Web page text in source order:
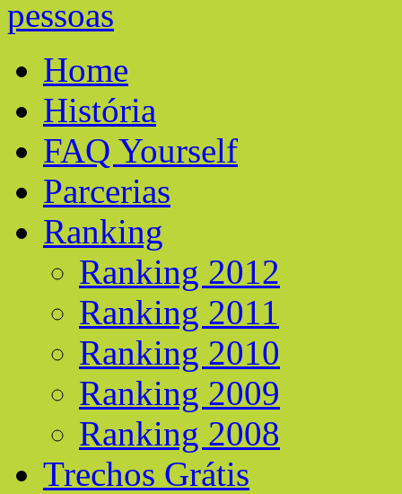
Home
História
FAQ Yourself
Parcerias
Ranking
Ranking 2012
Ranking 2011
Ranking 2010
Ranking 2009
Ranking 2008
Trechos Grátis